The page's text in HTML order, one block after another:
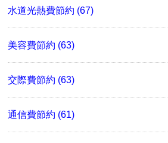
水道光熱費節約 (67)
美容費節約 (63)
交際費節約 (63)
通信費節約 (61)